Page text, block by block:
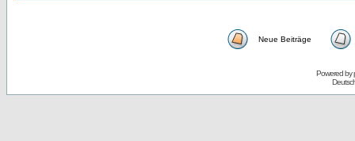
Neue Beiträge
Powered by